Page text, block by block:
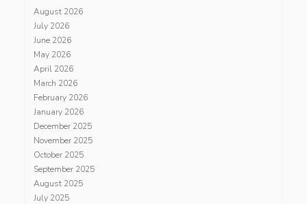
August 2026
July 2026
June 2026
May 2026
April 2026
March 2026
February 2026
January 2026
December 2025
November 2025
October 2025
September 2025
August 2025
July 2025